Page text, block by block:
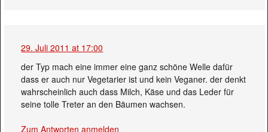
29. Juli 2011 at 17:00
der Typ mach eine immer eine ganz schöne Welle dafür
dass er auch nur Vegetarier ist und kein Veganer. der denkt
wahrscheinlich auch dass Milch, Käse und das Leder für
seine tolle Treter an den Bäumen wachsen.
Zum Antworten anmelden